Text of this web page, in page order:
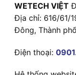
WETECH VIỆT
Địa chỉ: 616/61/
Đông, Thành
Điện thoại: